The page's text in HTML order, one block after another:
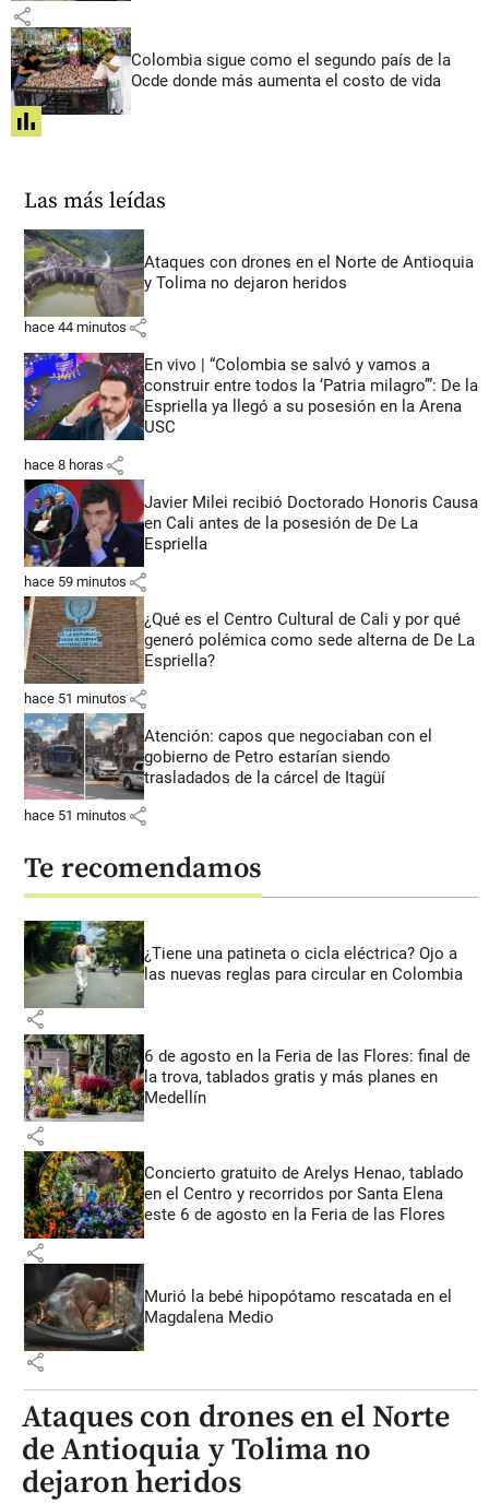
share
Colombia sigue como el segundo país de la
Ocde donde más aumenta el costo de vida
share
Las más leídas
Ataques con drones en el Norte de Antioquia
y Tolima no dejaron heridos
hace 44 minutos share
En vivo | “Colombia se salvó y vamos a
construir entre todos la ‘Patria milagro’”: De la
Espriella ya llegó a su posesión en la Arena
USC
hace 8 horas share
Javier Milei recibió Doctorado Honoris Causa
en Cali antes de la posesión de De La
Espriella
hace 59 minutos share
¿Qué es el Centro Cultural de Cali y por qué
generó polémica como sede alterna de De La
Espriella?
hace 51 minutos share
Atención: capos que negociaban con el
gobierno de Petro estarían siendo
trasladados de la cárcel de Itagüí
hace 51 minutos share
Te recomendamos
¿Tiene una patineta o cicla eléctrica? Ojo a
las nuevas reglas para circular en Colombia
share
6 de agosto en la Feria de las Flores: final de
la trova, tablados gratis y más planes en
Medellín
share
Concierto gratuito de Arelys Henao, tablado
en el Centro y recorridos por Santa Elena
este 6 de agosto en la Feria de las Flores
share
Murió la bebé hipopótamo rescatada en el
Magdalena Medio
share
Ataques con drones en el Norte
de Antioquia y Tolima no
dejaron heridos